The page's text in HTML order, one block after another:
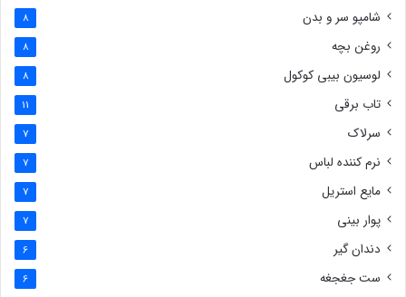
شامپو سر و بدن 8
روغن بچه 8
لوسیون بیبی کوکول 8
تاب برقی 11
سرلاک 7
نرم کننده لباس 7
مایع استریل 7
پوار بینی 7
دندان گیر 6
ست جغجغه 6